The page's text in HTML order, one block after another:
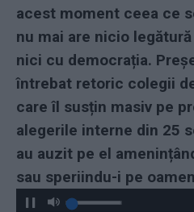
acest moment ceea ce
nu mai are nicio
nici cu democrația.
întrebat retoric colegii
care îl susțin masiv pe
alegerile interne din 25
au auzit pe el
sau speriindu-i pe